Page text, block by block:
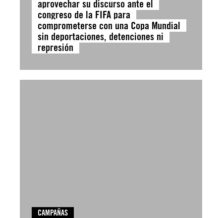
aprovechar su discurso ante el
congreso de la FIFA para
comprometerse con una Copa Mundial
sin deportaciones, detenciones ni
represión
CAMPAÑAS